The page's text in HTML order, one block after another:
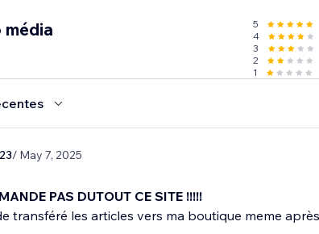
média 5
4
3
2
1
/ May 7, 2025
PAS DUTOUT CE SITE !!!!!
transféré les articles vers ma boutique meme